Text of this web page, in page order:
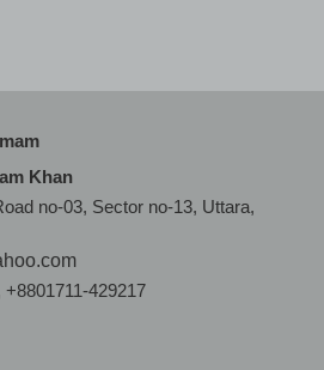
Khan
no-03, Sector no-13, Uttara,
429217